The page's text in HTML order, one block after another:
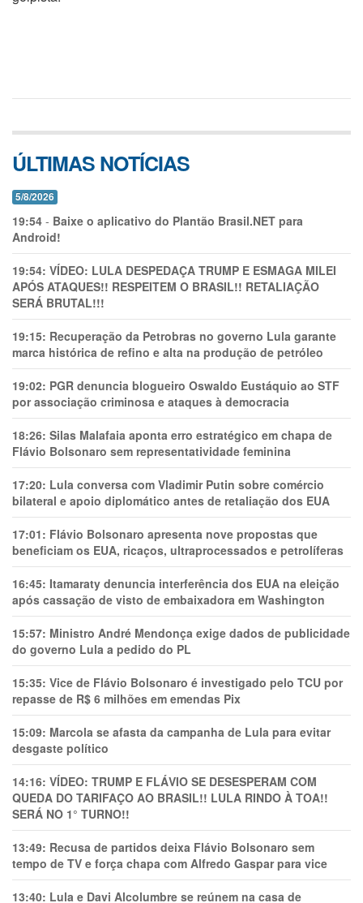
ÚLTIMAS NOTÍCIAS
5/8/2026
19:54 - Baixe o aplicativo do Plantão Brasil.NET para
Android!
19:54: VÍDEO: LULA DESPEDAÇA TRUMP E ESMAGA MILEI
APÓS ATAQUES!! RESPEITEM O BRASIL!! RETALIAÇÃO
SERÁ BRUTAL!!!
19:15: Recuperação da Petrobras no governo Lula garante
marca histórica de refino e alta na produção de petróleo
19:02: PGR denuncia blogueiro Oswaldo Eustáquio ao STF
por associação criminosa e ataques à democracia
18:26: Silas Malafaia aponta erro estratégico em chapa de
Flávio Bolsonaro sem representatividade feminina
17:20: Lula conversa com Vladimir Putin sobre comércio
bilateral e apoio diplomático antes de retaliação dos EUA
17:01: Flávio Bolsonaro apresenta nove propostas que
beneficiam os EUA, ricaços, ultraprocessados e petrolíferas
16:45: Itamaraty denuncia interferência dos EUA na eleição
após cassação de visto de embaixadora em Washington
15:57: Ministro André Mendonça exige dados de publicidade
do governo Lula a pedido do PL
15:35: Vice de Flávio Bolsonaro é investigado pelo TCU por
repasse de R$ 6 milhões em emendas Pix
15:09: Marcola se afasta da campanha de Lula para evitar
desgaste político
14:16: VÍDEO: TRUMP E FLÁVIO SE DESESPERAM COM
QUEDA DO TARIFAÇO AO BRASIL!! LULA RINDO À TOA!!
SERÁ NO 1° TURNO!!
13:49: Recusa de partidos deixa Flávio Bolsonaro sem
tempo de TV e força chapa com Alfredo Gaspar para vice
13:40: Lula e Davi Alcolumbre se reúnem na casa de